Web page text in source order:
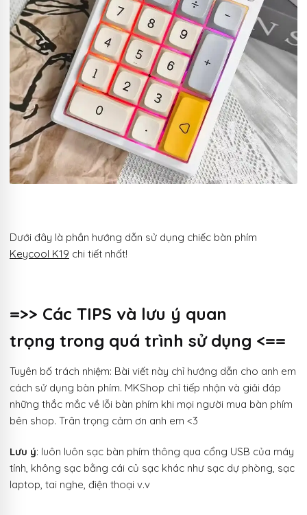
Dưới đây là phần hướng dẫn sử dụng chiếc bàn phím
Keycool K19 chi tiết nhất!
=>> Các TIPS và lưu ý quan
trọng trong quá trình sử dụng <==
Tuyên bố trách nhiệm: Bài viết này chỉ hướng dẫn cho anh em
cách sử dụng bàn phím. MKShop chỉ tiếp nhận và giải đáp
những thắc mắc về lỗi bàn phím khi mọi người mua bàn phím
bên shop. Trân trọng cảm ơn anh em <3
Lưu ý: luôn luôn sạc bàn phím thông qua cổng USB của máy
tính, không sạc bằng cái củ sạc khác như sạc dự phòng, sạc
laptop, tai nghe, điện thoại v.v